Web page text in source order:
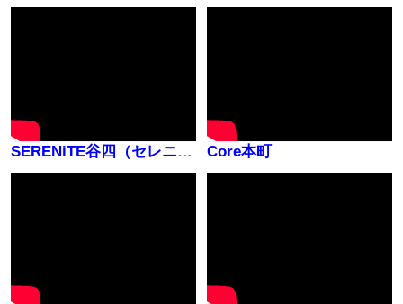
SERENiTE谷四（セレニテ谷四） Core本町